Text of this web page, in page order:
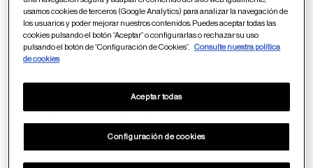
Guardar en
usamos cookies de terceros (Google Analytics) para analizar la navegación de
los usuarios y poder mejorar nuestros contenidos. Puedes aceptar todas las
cookies pulsando el botón “Aceptar” o configurarlas o rechazar su uso
pulsando el botón de “Configuración de Cookies”.
Consulte nuestra política
de cookies
Configuración de cookies
Aceptar todas